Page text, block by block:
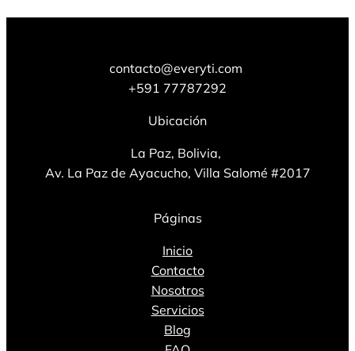
contacto@everyti.com
+591 77787292
Ubicación
La Paz, Bolivia,
Av. La Paz de Ayacucho, Villa Salomé #2017
Páginas
Inicio
Contacto
Nosotros
Servicios
Blog